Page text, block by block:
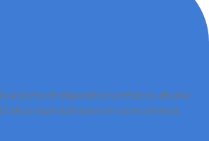
de dispositivos médicos de alta
años especializados en osteosíntesis.